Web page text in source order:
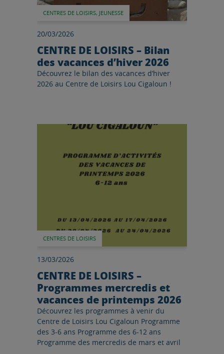
CENTRES DE LOISIRS, JEUNESSE
20/03/2026
CENTRE DE LOISIRS – Bilan
des vacances d’hiver 2026
Découvrez le bilan des vacances d’hiver
2026 au Centre de Loisirs Lou Cigaloun !
CENTRES DE LOISIRS
13/03/2026
CENTRE DE LOISIRS –
Programmes mercredis et
vacances de printemps 2026
Découvrez les programmes à venir du
Centre de Loisirs Lou Cigaloun Programme
des 3-6 ans Programme des 6-12 ans
Programme des mercredis de mars et avril
Lire l'article